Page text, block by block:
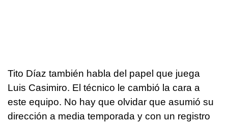
Tito Díaz también habla del papel que juega
Luis Casimiro. El técnico le cambió la cara a
este equipo. No hay que olvidar que asumió su
dirección a media temporada y con un registro